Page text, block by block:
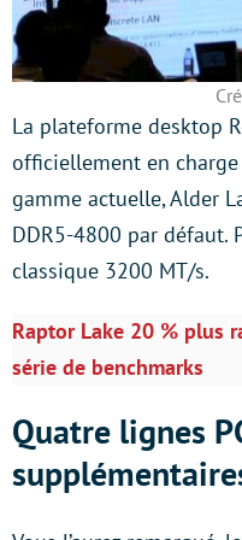
La plateforme desktop
officiellement en
gamme actuelle, Alder
DDR5-4800 par défaut.
classique 3200 MT/s.
Raptor Lake 20 % plus
série de benchmarks
Quatre lignes